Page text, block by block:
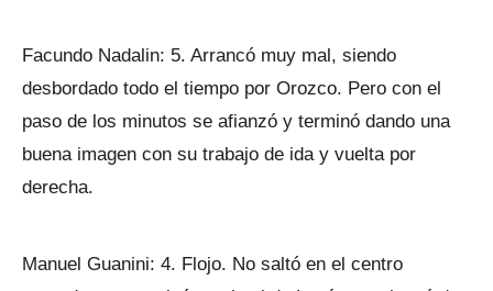
Facundo Nadalin: 5. Arrancó muy mal, siendo
desbordado todo el tiempo por Orozco. Pero con el
paso de los minutos se afianzó y terminó dando una
buena imagen con su trabajo de ida y vuelta por
derecha.
Manuel Guanini: 4. Flojo. No saltó en el centro